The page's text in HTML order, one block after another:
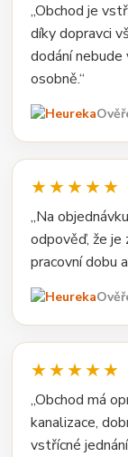
„Obchod je
díky dopravci
dodání
osobně.“
★★★★★
„Na
odpověď, že je
pracovní dobu
★★★★★
„Obchod má
kanalizace,
vstřícné